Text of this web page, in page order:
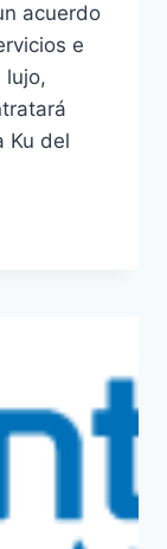
acuerdo
e
lujo,
Ku del